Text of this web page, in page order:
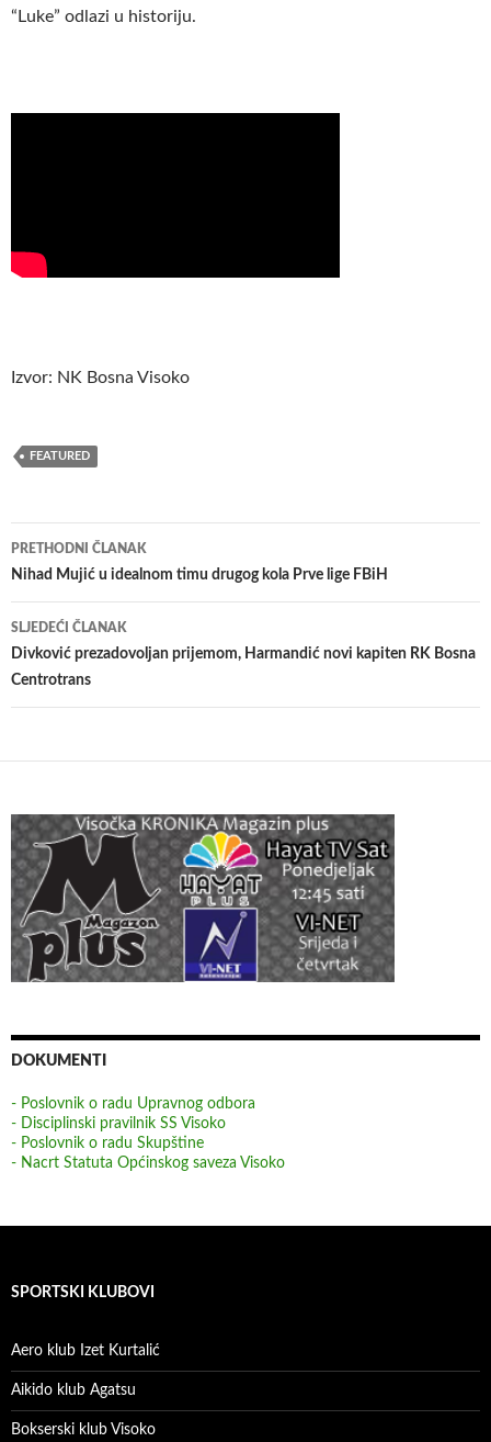
“Luke” odlazi u historiju.
Izvor: NK Bosna Visoko
FEATURED
Navigacija
članaka
PRETHODNI ČLANAK
Nihad Mujić u idealnom timu drugog kola Prve lige FBiH
SLJEDEĆI ČLANAK
Divković prezadovoljan prijemom, Harmandić novi kapiten RK Bosna
Centrotrans
DOKUMENTI
- Poslovnik o radu Upravnog odbora
- Disciplinski pravilnik SS Visoko
- Poslovnik o radu Skupštine
- Nacrt Statuta Općinskog saveza Visoko
SPORTSKI KLUBOVI
Aero klub Izet Kurtalić
Aikido klub Agatsu
Bokserski klub Visoko